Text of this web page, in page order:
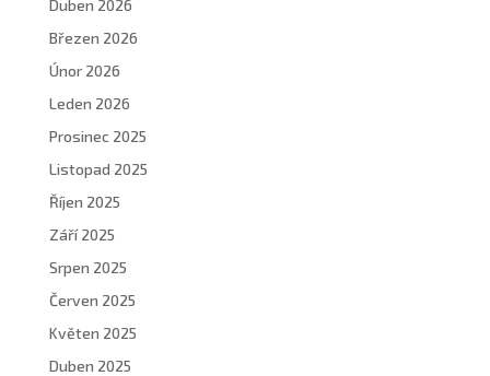
Duben 2026
Březen 2026
Únor 2026
Leden 2026
Prosinec 2025
Listopad 2025
Říjen 2025
Září 2025
Srpen 2025
Červen 2025
Květen 2025
Duben 2025